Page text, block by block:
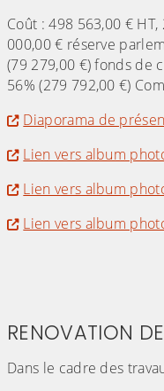
Coût : 498 563,00 € HT,
000,00 € réserve
(79 279,00 €) fonds de
56% (279 792,00 €)
Diaporama de
Lien vers album
Lien vers album
Lien vers album
RENOVATION
Dans le cadre des